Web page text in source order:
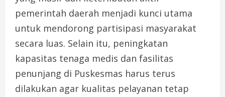
pemerintah daerah menjadi kunci utama
untuk mendorong partisipasi masyarakat
secara luas. Selain itu, peningkatan
kapasitas tenaga medis dan fasilitas
penunjang di Puskesmas harus terus
dilakukan agar kualitas pelayanan tetap